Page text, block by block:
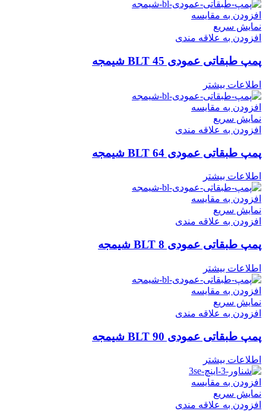
افزودن به مقایسه
نمایش سریع
افزودن به علاقه مندی
پمپ طبقاتی عمودی BLT 45 شیمجه
اطلاعات بیشتر
افزودن به مقایسه
نمایش سریع
افزودن به علاقه مندی
پمپ طبقاتی عمودی BLT 64 شیمجه
اطلاعات بیشتر
افزودن به مقایسه
نمایش سریع
افزودن به علاقه مندی
پمپ طبقاتی عمودی BLT 8 شیمجه
اطلاعات بیشتر
افزودن به مقایسه
نمایش سریع
افزودن به علاقه مندی
پمپ طبقاتی عمودی BLT 90 شیمجه
اطلاعات بیشتر
افزودن به مقایسه
نمایش سریع
افزودن به علاقه مندی